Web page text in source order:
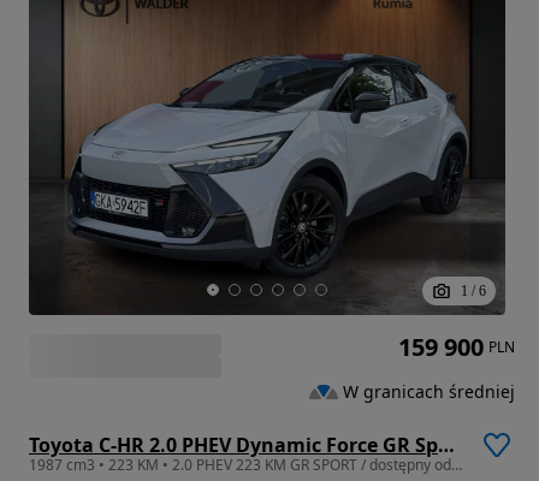
1 / 6
Toyota C-HR 2.0 PHEV Dynamic Force GR Sport
1987 cm3 • 223 KM • 2.0 PHEV 223 KM GR SPORT / dostępny od ręki ! AUTO DEMONSTRACYJNE
159 900 PLN
W granicach średniej